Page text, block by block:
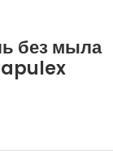
без мыла